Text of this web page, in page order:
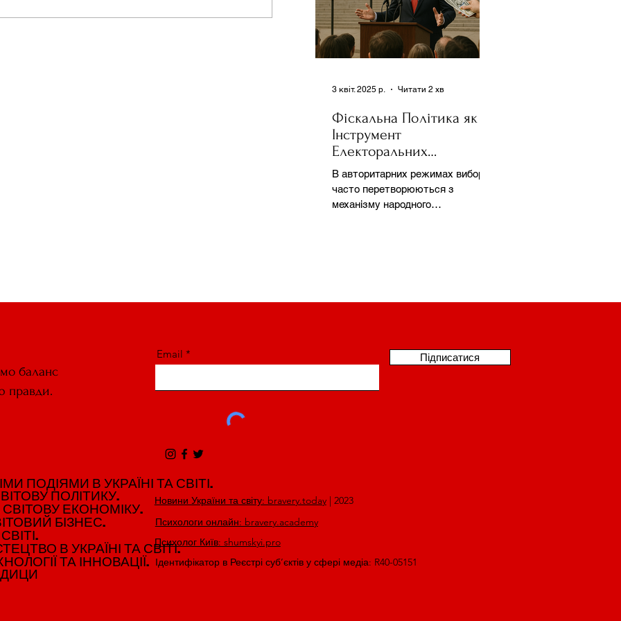
Фіскальна Політика як
Інструмент
Електоральних
Маніпуляцій в
Автократіях
В авторитарних режимах вибори
часто перетворюються з
механізму народного
3 квіт. 2025 р. Читати 2 хв
баланс
правди.
ПОДІЯМИ В УКРАЇНІ ТА СВІТІ.
ПОЛІТИКУ.
ЕКОНОМІКУ.
БІЗНЕС.
В УКРАЇНІ ТА СВІТІ.
ТА ІННОВАЦІЇ.
ПОДІЯМИ В УКРАЇНІ ТА СВІТІ.
ПОЛІТИКУ.
ЕКОНОМІКУ.
БІЗНЕС.
В УКРАЇНІ ТА СВІТІ.
ТА ІННОВАЦІЇ.
Email Підписатися
Новини України та світу: bravery.today| 2023
Психологи онлайн: bravery.academy
Психолог Київ: shumskyi.pro
Ідентифікатор в Реєстрі суб’єктів у сфері медіа: R40-05151